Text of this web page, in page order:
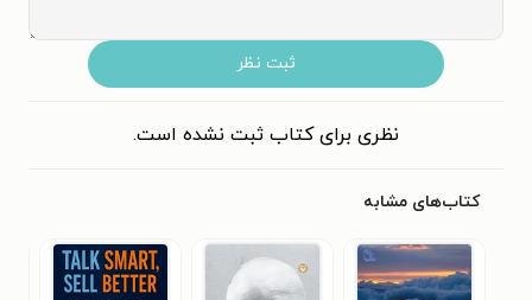
ثبت نظر
نظری برای کتاب ثبت نشده است.
کتاب‌های مشابه